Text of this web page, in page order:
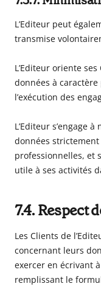
L’Editeur peut
transmise
L’Editeur oriente
données à
l’exécution des
L’Editeur s’engage
données strictement
professionnelles, et
utile à ses activités
7.4. Respect
Les Clients de
concernant leurs
exercer en écrivant
remplissant le